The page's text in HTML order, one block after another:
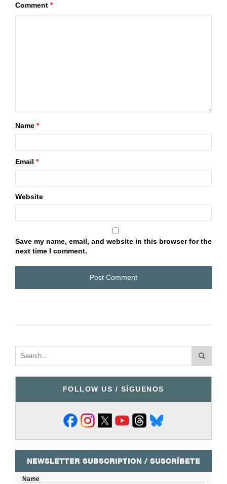
Comment *
Name *
Email *
Website
Save my name, email, and website in this browser for the
next time I comment.
FOLLOW US / SÍGUENOS
NEWSLETTER SUBSCRIPTION / SUSCRÍBETE
Name